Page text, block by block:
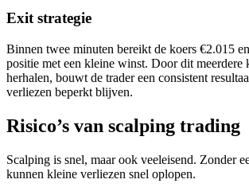
Exit strategie
Binnen twee minuten bereikt de koers €2.015
positie met een kleine winst. Door dit meerdere
herhalen, bouwt de trader een consistent
verliezen beperkt blijven.
Risico’s van scalping trading
Scalping is snel, maar ook veeleisend. Zonder
kunnen kleine verliezen snel oplopen.